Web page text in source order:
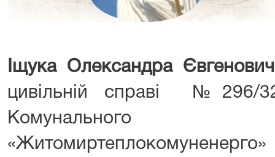
Іщука Олександра
цивільній справі №296/
Комунального